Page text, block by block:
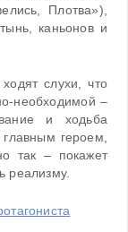
Плотва»),
каньонов и
слухи, что
необходимой –
и ходьба
героем,
так – покажет
реализму.